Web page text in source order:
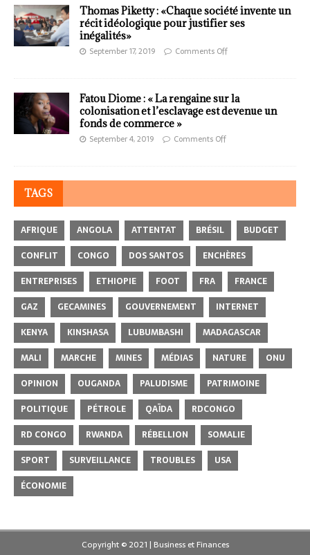
Thomas Piketty : «Chaque société invente un
récit idéologique pour justifier ses
inégalités»
September 17, 2019 Comments Off
Fatou Diome : « La rengaine sur la
colonisation et l’esclavage est devenue un
fonds de commerce »
September 4, 2019 Comments Off
TAGS
AFRIQUE ANGOLA ATTENTAT BRÉSIL
BUDGET
CONFLIT
CONGO DOS SANTOS
ENCHÈRES
ENTREPRISES
ETHIOPIE FOOT FRA
FRANCE
GAZ
GECAMINES GOUVERNEMENT
INTERNET
KENYA
KINSHASA LUBUMBASHI
MADAGASCAR
MALI
MARCHE MINES MÉDIAS NATURE
ONU
OPINION
OUGANDA PALUDISME
PATRIMOINE
POLITIQUE
PÉTROLE QAÏDA
RDCONGO
RD CONGO
RWANDA RÉBELLION
SOMALIE
SPORT
SURVEILLANCE TROUBLES
USA
ÉCONOMIE
Copyright © 2021 | Business et Finances